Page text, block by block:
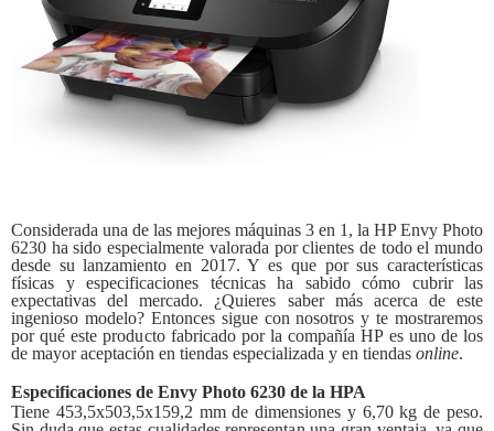
Considerada una de las mejores máquinas 3 en 1, la HP Envy Photo
6230 ha sido especialmente valorada por clientes de todo el mundo
desde su lanzamiento en 2017. Y es que por sus características
físicas y especificaciones técnicas ha sabido cómo cubrir las
expectativas del mercado. ¿Quieres saber más acerca de este
ingenioso modelo? Entonces sigue con nosotros y te mostraremos
por qué este producto fabricado por la compañía HP es uno de los
de mayor aceptación en tiendas especializada y en tiendas online.
Especificaciones de Envy Photo 6230 de la HPA
Tiene 453,5x503,5x159,2 mm de dimensiones y 6,70 kg de peso.